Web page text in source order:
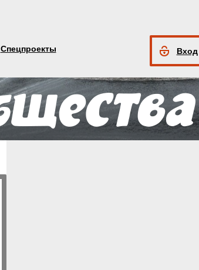
Спецпроекты Вход